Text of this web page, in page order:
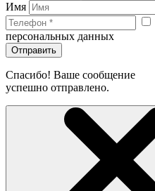
Имя
персональных данных
Отправить
Спасибо! Ваше сообщение
успешно отправлено.